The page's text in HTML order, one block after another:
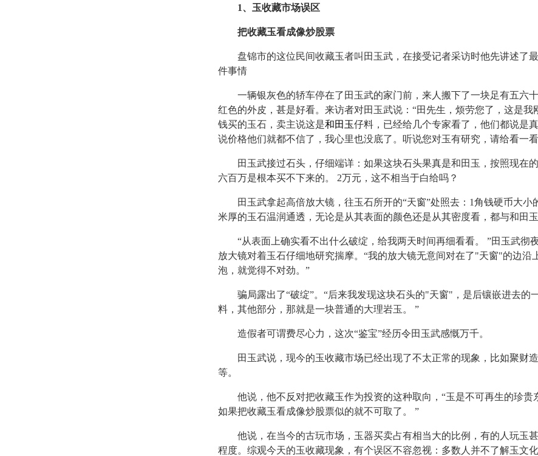
1、玉收藏市场误区
把收藏玉看成像炒股票
盘锦市的这位民间收藏玉者叫田玉武，在接受记者采访时他先讲述了
件事情
一辆银灰色的轿车停在了田玉武的家门前，来人搬下了一块足有五六十
红色的外皮，甚是好看。来访者对田玉武说：“田先生，烦劳您了，这是我
钱买的玉石，卖主说这是和田玉仔料，已经给几个专家看了，他们都说是
说价格他们就都不信了，我心里也没底了。听说您对玉有研究，请给看一
田玉武接过石头，仔细端详：如果这块石头果真是和田玉，按照现在
六百万是根本买不下来的。 2万元，这不相当于白给吗？
田玉武拿起高倍放大镜，往玉石所开的“天窗”处照去：1角钱硬币大小
米厚的玉石温润通透，无论是从其表面的颜色还是从其密度看，都与和田玉
“从表面上确实看不出什么破绽，给我两天时间再细看看。 ”田玉武彻
放大镜对着玉石仔细地研究揣摩。“我的放大镜无意间对在了"天窗"的边沿
泡，就觉得不对劲。”
骗局露出了“破绽”。“后来我发现这块石头的"天窗"，是后镶嵌进去的
料，其他部分，那就是一块普通的大理岩玉。 ”
造假者可谓费尽心力，这次“鉴宝”经历令田玉武感慨万千。
田玉武说，现今的玉收藏市场已经出现了不太正常的现象，比如聚财
等。
他说，他不反对把收藏玉作为投资的这种取向，“玉是不可再生的珍贵
如果把收藏玉看成像炒股票似的就不可取了。 ”
他说，在当今的古玩市场，玉器买卖占有相当大的比例，有的人玩玉
程度。综观今天的玉收藏现象，有个误区不容忽视：多数人并不了解玉文